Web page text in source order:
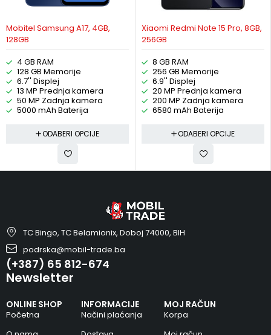
Mobitel Samsung A17, 4GB,
128GB
4 GB RAM
128 GB Memorije
6.7'' Displej
13 MP Prednja kamera
50 MP Zadnja kamera
5000 mAh Baterija
ODABERI OPCIJE
Xiaomi Redmi Note 15 Pro, 8GB,
256GB
8 GB RAM
256 GB Memorije
6.9'' Displej
20 MP Prednja kamera
200 MP Zadnja kamera
6580 mAh Baterija
ODABERI OPCIJE
TC Bingo, TC Belamionix, Doboj 74000, BIH
podrska@mobil-trade.ba
(+387) 65 812-674
ONLINE SHOP
Početna
INFORMACIJE
Načini plaćanja
MOJ RAČUN
Korpa
Newsletter